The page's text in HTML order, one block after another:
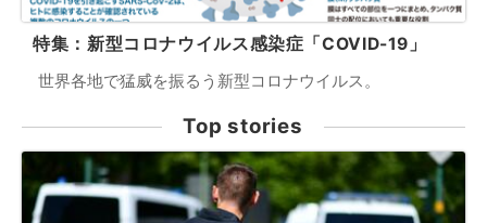
特集：新型コロナウイルス感染症「COVID-19」
世界各地で猛威を振るう新型コロナウイルス。
Top stories